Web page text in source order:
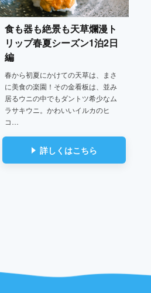
食も器も絶景も天草爛漫ト
リップ春夏シーズン1泊2日
編
春から初夏にかけての天草は、まさ
に美食の楽園！その金看板は、並み
居るウニの中でもダントツ希少なム
ラサキウニ。かわいいイルカのヒ
コ…
詳しくはこちら